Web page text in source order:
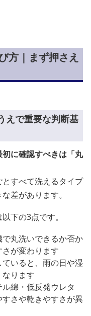
方｜まず押さえ
えで重要な判断基
初に確認すべきは「丸
すべて洗えるタイプ
差があります。
下の3点です。
で丸洗いできるか否か
が変わります
いると、雨の日や湿
ります
綿・低反発ウレタ
さや乾きやすさが異